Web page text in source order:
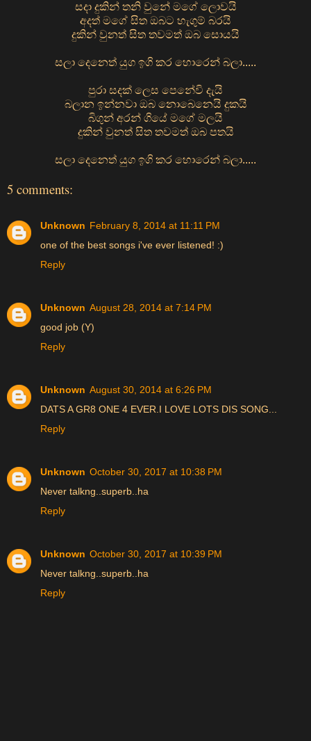
සදා දුකින් තනි වුනේ මගේ ලොවයි
අදත් මගේ සිත ඔබට හැගුම් බරයි
දුකින් වුනත් සිත තවමත් ඔබ සොයයි
සලා දෙනෙත් යුග ඉගි කර හොරෙන් බලා.....
පුරා සදක් ලෙස පෙනේවි දැයි
බලාන ඉන්නවා ඔබ නොබෙනෙයි දුකයි
බිගුන් අරන් ගියේ මගේ මලයි
දුකින් වුනත් සිත තවමත් ඔබ පතයි
සලා දෙනෙත් යුග ඉගි කර හොරෙන් බලා.....
5 comments:
Unknown February 8, 2014 at 11:11 PM
one of the best songs i've ever listened! :)
Reply
Unknown August 28, 2014 at 7:14 PM
good job (Y)
Reply
Unknown August 30, 2014 at 6:26 PM
DATS A GR8 ONE 4 EVER.I LOVE LOTS DIS SONG...
Reply
Unknown October 30, 2017 at 10:38 PM
Never talkng..superb..ha
Reply
Unknown October 30, 2017 at 10:39 PM
Never talkng..superb..ha
Reply